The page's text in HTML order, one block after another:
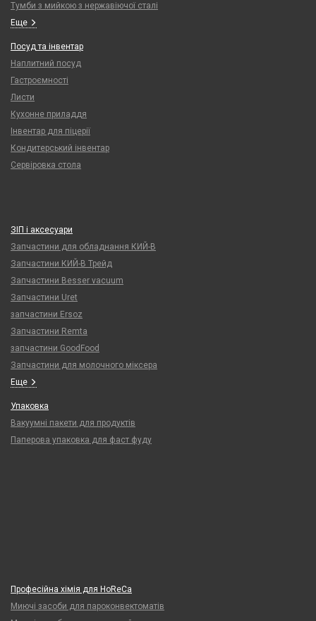
Тумби з мийкою з нержавіючої сталі
Еще
Посуд та інвентар
Наплитний посуд
Гастроємності
Листи
Кухонне приладдя
Інвентар для піцерії
Кондитерський інвентар
Сервіровка стола
ЗІП і аксесуари
Запчастини для обладнання КИЙ-В
Запчастини КИЙ-В Трейд
Запчастини Besser vacuum
Запчастини Uret
запчастини Ersoz
Запчастини Remta
запчастини GoodFood
Запчастини для молочного міксера
Еще
Упаковка
Вакуумні пакети для продуктів
Паперова упаковка для фаст фуду
Професійна хімія для HoReCa
Миючі засоби для пароконвектоматів